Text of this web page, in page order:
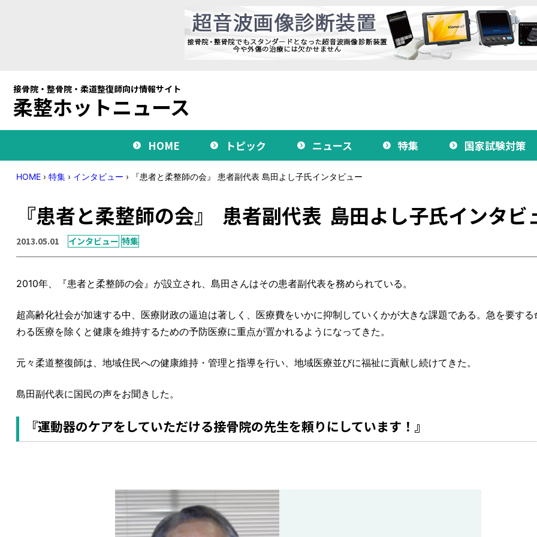
接骨院・整骨院・柔道整復師向け情報サイト
柔整ホットニュース
HOME トピック ニュース 特集 国家試験対策
HOME › 特集 › インタビュー › 『患者と柔整師の会』 患者副代表 島田よし子氏インタビュー
『患者と柔整師の会』 患者副代表 島田よし子氏インタビ
2013.05.01 インタビュー 特集
2010年、『患者と柔整師の会』が設立され、島田さんはその患者副代表を務められている。
超高齢化社会が加速する中、医療財政の逼迫は著しく、医療費をいかに抑制していくかが大きな課題である。急を要する
わる医療を除くと健康を維持するための予防医療に重点が置かれるようになってきた。
元々柔道整復師は、地域住民への健康維持・管理と指導を行い、地域医療並びに福祉に貢献し続けてきた。
島田副代表に国民の声をお聞きした。
『運動器のケアをしていただける接骨院の先生を頼りにしています！』